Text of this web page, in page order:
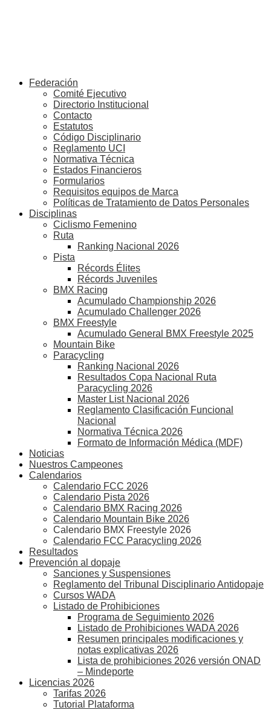
Federación
Comité Ejecutivo
Directorio Institucional
Contacto
Estatutos
Código Disciplinario
Reglamento UCI
Normativa Técnica
Estados Financieros
Formularios
Requisitos equipos de Marca
Políticas de Tratamiento de Datos Personales
Disciplinas
Ciclismo Femenino
Ruta
Ranking Nacional 2026
Pista
Récords Élites
Récords Juveniles
BMX Racing
Acumulado Championship 2026
Acumulado Challenger 2026
BMX Freestyle
Acumulado General BMX Freestyle 2025
Mountain Bike
Paracycling
Ranking Nacional 2026
Resultados Copa Nacional Ruta
Paracycling 2026
Master List Nacional 2026
Reglamento Clasificación Funcional
Nacional
Normativa Técnica 2026
Formato de Información Médica (MDF)
Noticias
Nuestros Campeones
Calendarios
Calendario FCC 2026
Calendario Pista 2026
Calendario BMX Racing 2026
Calendario Mountain Bike 2026
Calendario BMX Freestyle 2026
Calendario FCC Paracycling 2026
Resultados
Prevención al dopaje
Sanciones y Suspensiones
Reglamento del Tribunal Disciplinario Antidopaje
Cursos WADA
Listado de Prohibiciones
Programa de Seguimiento 2026
Listado de Prohibiciones WADA 2026
Resumen principales modificaciones y
notas explicativas 2026
Lista de prohibiciones 2026 versión ONAD
– Mindeporte
Licencias 2026
Tarifas 2026
Tutorial Plataforma